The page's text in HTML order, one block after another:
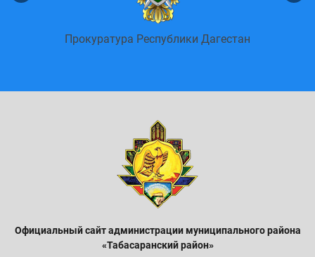
Прокуратура Республики Дагестан
Официальный сайт администрации муниципального района
«Табасаранский район»